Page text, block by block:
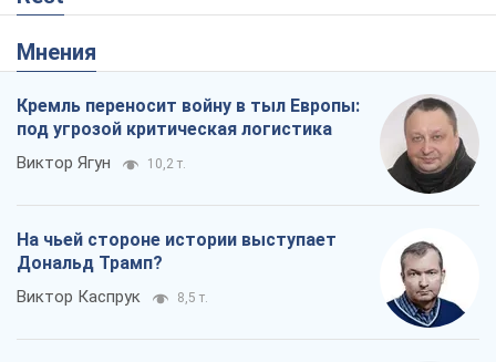
Мнения
Кремль переносит войну в тыл Европы:
под угрозой критическая логистика
Виктор Ягун 10,2 т.
На чьей стороне истории выступает
Дональд Трамп?
Виктор Каспрук 8,5 т.